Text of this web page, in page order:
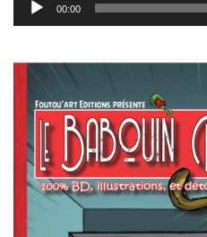
00:00